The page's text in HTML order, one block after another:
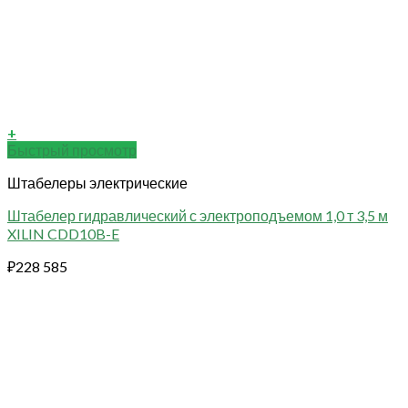
+
Быстрый просмотр
Штабелеры электрические
Штабелер гидравлический с электроподъемом 1,0 т 3,5 м
XILIN CDD10B-E
₽228 585